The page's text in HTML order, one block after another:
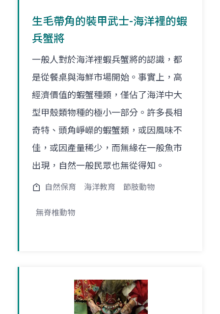
生毛帶角的裝甲武士-海洋裡的蝦
兵蟹將
一般人對於海洋裡蝦兵蟹將的認識，都
是從餐桌與海鮮市場開始。事實上，高
經濟價值的蝦蟹種類，僅佔了海洋中大
型甲殼類物種的極小一部分。許多長相
奇特、頭角崢嶸的蝦蟹類，或因風味不
佳，或因產量稀少，而無緣在一般魚市
出現，自然一般民眾也無從得知。
自然保育 海洋教育 節肢動物
無脊椎動物